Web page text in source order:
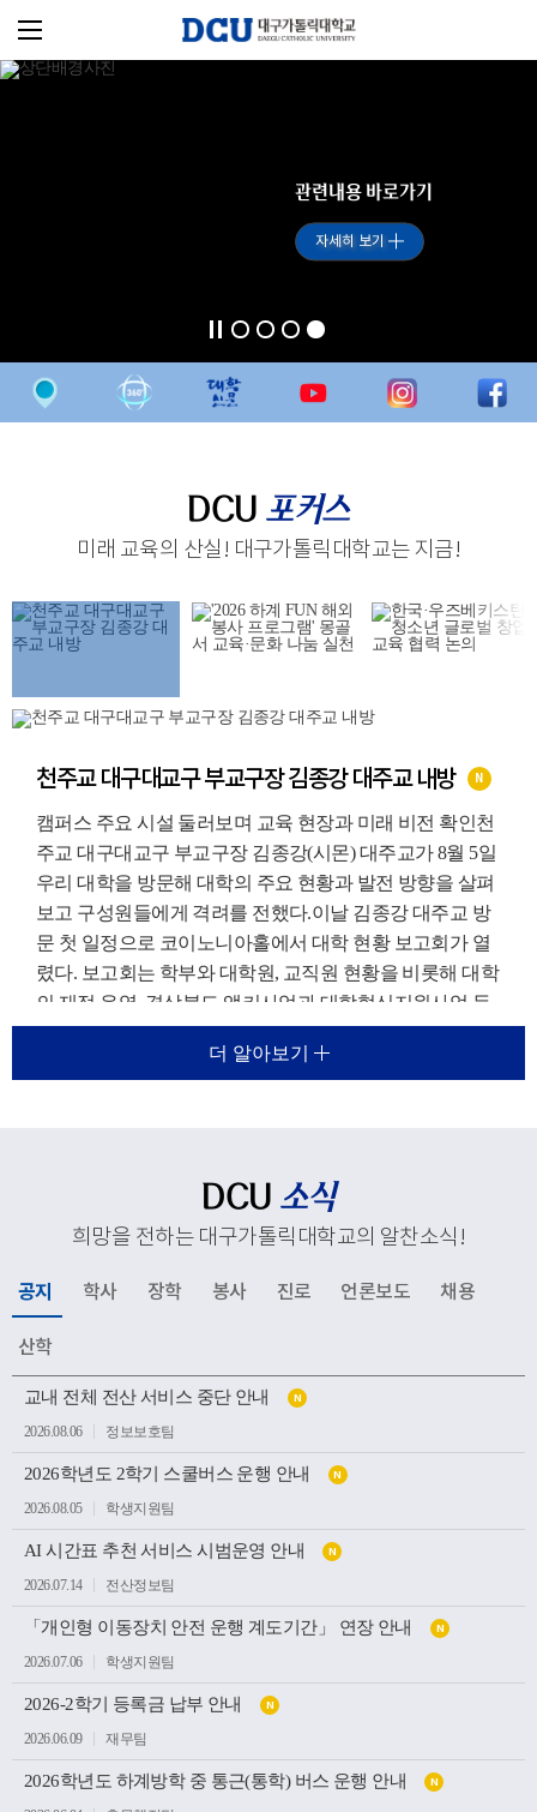
관련내용 바로가기
자세히 보기
DCU 포커스
미래 교육의 산실 ! 대구가톨릭대학교는 지금!
천주교 대구대교구 부교구장 김종강 대주교 내방 N
캠퍼스 주요 시설 둘러보며 교육 현장과 미래 비전 확인천
주교 대구대교구 부교구장 김종강(시몬) 대주교가 8월 5일
우리 대학을 방문해 대학의 주요 현황과 발전 방향을 살펴
보고 구성원들에게 격려를 전했다.이날 김종강 대주교 방
문 첫 일정으로 코이노니아홀에서 대학 현황 보고회가 열
렸다. 보고회는 학부와 대학원, 교직원 현황을 비롯해 대학
의 재정 운영, 경상북도 앵커사업과 대학혁신지원사업 등
주요 재정지원사업, 외국인 유학생 지원 현황에 대한 보고
가 진행되었다.이를 통해 우리 대학이 교육환경 변화에 대
학의 지속적인 발전과 구성원 모두를 위해 강복했다.이어
성당과 중앙도서관, 모빌리티체험관, 기숙사, 박물관 등 효
성캠퍼스 주요 시설을 둘러보며 학생들의 교육과 생활이
간직한 공간부터 미래 산업 인재 양성을 위한 교육시설까
지 폭넓게 방문하며 우리 대학의 교육환경과 발전상을 확
인했다.이번 방문은 사랑과 봉사의 교육이념을 바탕으로
인재를 양성해 온 우리 대학의 교육 방향을 공유하고, 교구
와 대학이 미래 발전을 위해 지속적으로 협력하는 뜻깊은
계기가 되었다.
더 알아보기
DCU 소식
희망을 전하는 대구가톨릭대학교의 알찬소식 !
공지 학사 장학 봉사 진로 언론보도 채용
산학
지
식
목
록
교내 전체 전산 서비스 중단 안내 N
2026.08.06 정보보호팀
2026학년도 2학기 스쿨버스 운행 안내 N
2026.08.05 학생지원팀
AI 시간표 추천 서비스 시범운영 안내 N
2026.07.14 전산정보팀
「개인형 이동장치 안전 운행 계도기간」 연장 안내 N
2026.07.06 학생지원팀
2026-2학기 등록금 납부 안내 N
2026.06.09 재무팀
2026학년도 하계방학 중 통근(통학) 버스 운행 안내 N